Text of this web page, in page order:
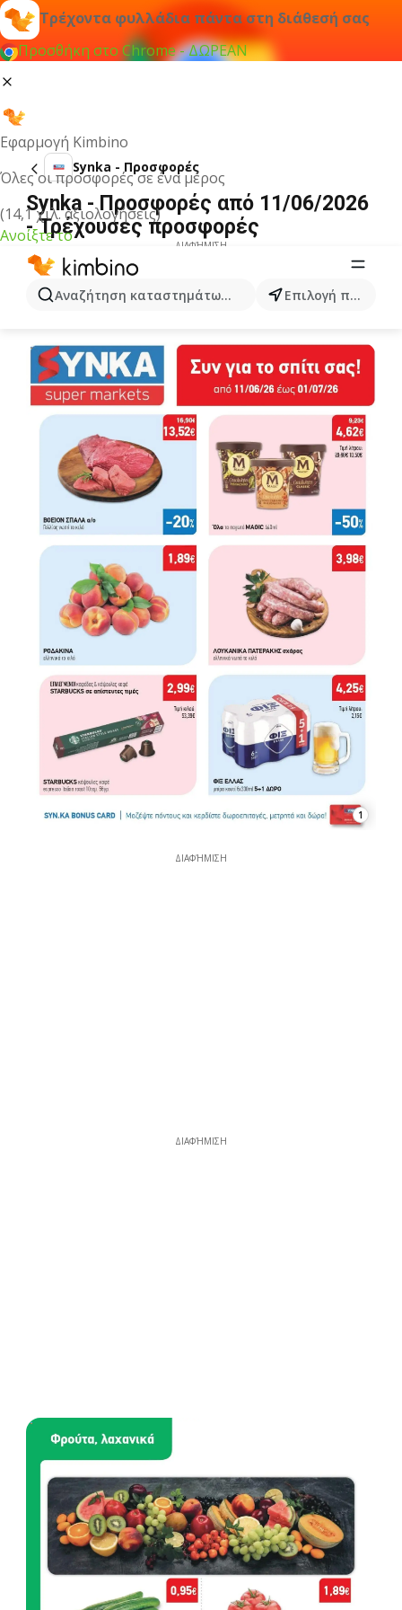
Τρέχοντα φυλλάδια πάντα στη διάθεσή σας
Προσθήκη στο Chrome - ΔΩΡΕΑΝ
Εφαρμογή Kimbino
Όλες οι προσφορές σε ένα μέρος
(14,1 χιλ. αξιολογήσεις)
Ανοίξτε το
Αναζήτηση καταστημάτων, κατηγοριών, προϊόντων...
Επιλογή πόλης
Synka - Προσφορές
Synka - Προσφορές από 11/06/2026
- Τρέχουσες προσφορές
ΔΙΑΦΉΜΙΣΗ
1
ΔΙΑΦΉΜΙΣΗ
ΔΙΑΦΉΜΙΣΗ